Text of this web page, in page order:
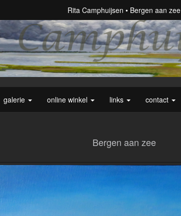
Rita Camphuijsen Bergen aan zee
galerie online winkel links contact
Bergen aan zee